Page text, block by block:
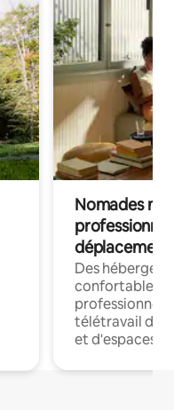
Nomades
déplacement
Des
confortables
professionnels
télétravail
et d'espaces